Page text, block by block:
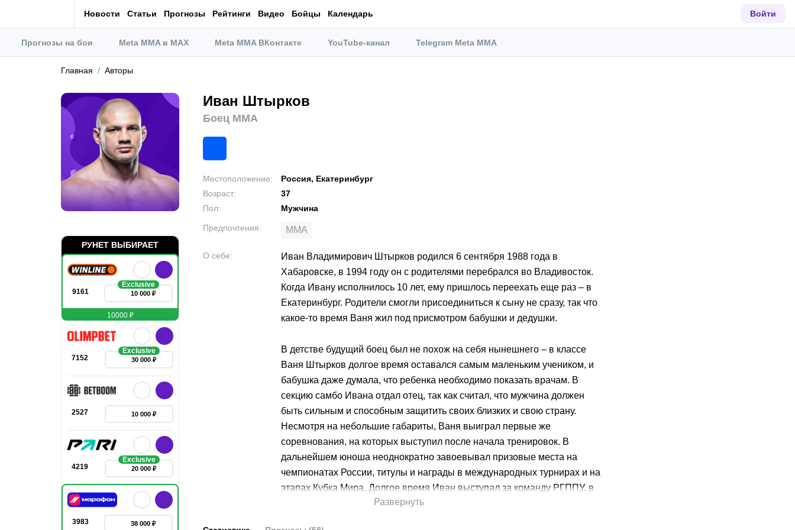
Новости Статьи Прогнозы Рейтинги Видео Бойцы Календарь Войти
Прогнозы на бои Meta MMA в MAX Meta MMA ВКонтакте YouTube-канал Telegram Meta MMA
Главная Авторы
Иван Штырков
Боец MMA
Местоположение:
Россия, Екатеринбург
Возраст:
37
Пол: Мужчина
Предпочтения: MMA
Развернуть
О себе:
Иван Владимирович Штырков родился 6 сентября 1988 года в
Хабаровске, в 1994 году он с родителями перебрался во Владивосток.
Когда Ивану исполнилось 10 лет, ему пришлось переехать еще раз – в
Екатеринбург. Родители смогли присоединиться к сыну не сразу, так что
какое-то время Ваня жил под присмотром бабушки и дедушки.
В детстве будущий боец был не похож на себя нынешнего – в классе
Ваня Штырков долгое время оставался самым маленьким учеником, и
бабушка даже думала, что ребенка необходимо показать врачам. В
секцию самбо Ивана отдал отец, так как считал, что мужчина должен
быть сильным и способным защитить своих близких и свою страну.
Несмотря на небольшие габариты, Ваня выиграл первые же
соревнования, на которых выступил после начала тренировок. В
дальнейшем юноша неоднократно завоевывал призовые места на
чемпионатах России, титулы и награды в международных турнирах и на
этапах Кубка Мира. Долгое время Иван выступал за команду РГППУ, в
котором учился на факультете физической культуры. О ММА спортсмен
РУНЕТ ВЫБИРАЕТ
9161
Exclusive
10 000 ₽
10000 ₽
7152
Exclusive
30 000 ₽
2527 10 000 ₽
4219
Exclusive
20 000 ₽
3983 38 000 ₽